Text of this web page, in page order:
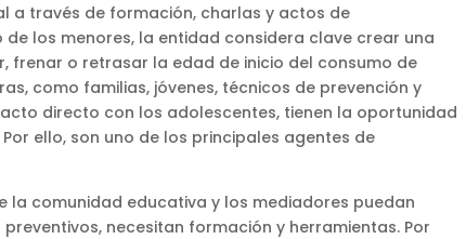
a través de formación, charlas y actos de
los menores, la entidad considera clave crear una
frenar o retrasar la edad de inicio del consumo de
como familias, jóvenes, técnicos de prevención y
directo con los adolescentes, tienen la oportunidad
ello, son uno de los principales agentes de
la comunidad educativa y los mediadores puedan
necesitan formación y herramientas. Por